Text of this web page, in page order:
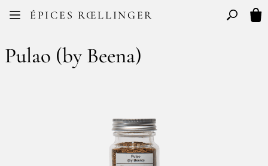
ÉPICES RŒLLINGER
FR EN Basculer
Pulao (by Beena)